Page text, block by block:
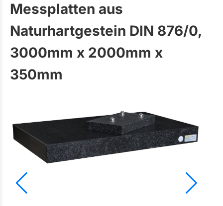
Messplatten aus
Naturhartgestein DIN 876/0,
3000mm x 2000mm x
350mm